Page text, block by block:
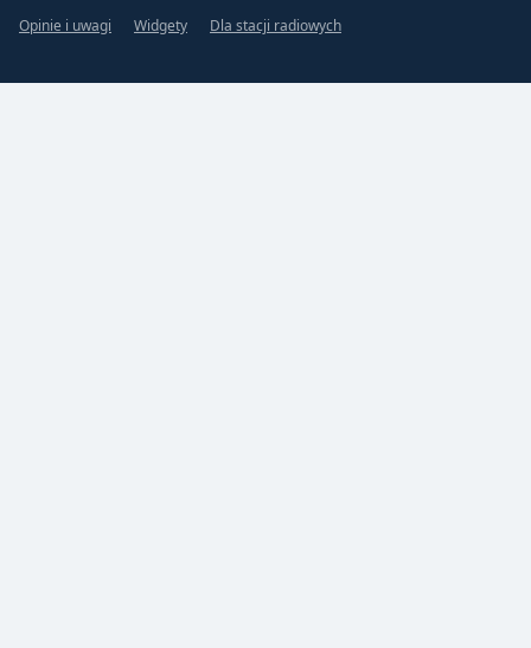
Opinie i uwagi
Widgety Dla stacji radiowych